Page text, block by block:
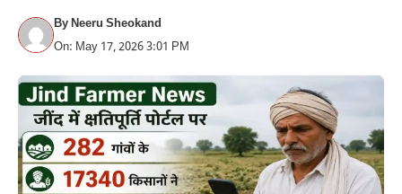
ByNeeru Sheokand
On: May 17, 2026 3:01 PM